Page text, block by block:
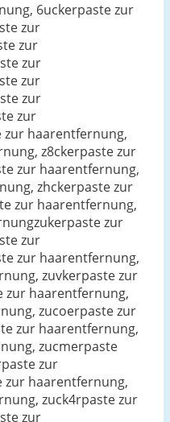
6uckerpaste zur
zur
zur
zur
zur
zur
zur
haarentfernung,
z8ckerpaste zur
zur haarentfernung,
zhckerpaste zur
zur haarentfernung,
zur
zur
zur haarentfernung,
zuvkerpaste zur
zur haarentfernung,
zucoerpaste zur
zur haarentfernung,
zucmerpaste
zur
zur haarentfernung,
zuck4rpaste zur
zur